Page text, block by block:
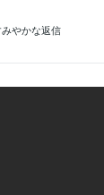
やかな返信